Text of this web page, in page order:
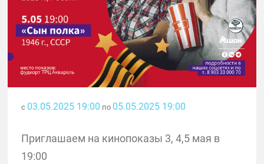
с 03.05.2025 19:00 по 05.05.2025 19:00
Приглашаем на кинопоказы 3, 4,5 мая в
19:00